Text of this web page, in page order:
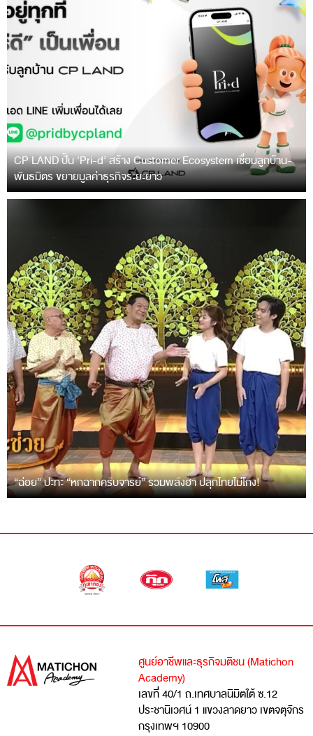
CP LAND ปั้น ‘Pri-d’ สร้าง Customer Ecosystem เชื่อมลูกบ้าน-
พันธมิตร ขยายมูลค่าธุรกิจระยะยาว
“ฉ่อย” ปะทะ “หกฉากครับจารย์” รวมพลังฮา ปลุกไทยไม่โกง!
ศูนย์อาชีพและธุรกิจมติชน (Matichon
Academy)
เลขที่ 40/1 ถ.เทศบาลนิมิตใต้ ซ.12
ประชานิเวศน์ 1 แขวงลาดยาว เขตจตุจักร
กรุงเทพฯ 10900